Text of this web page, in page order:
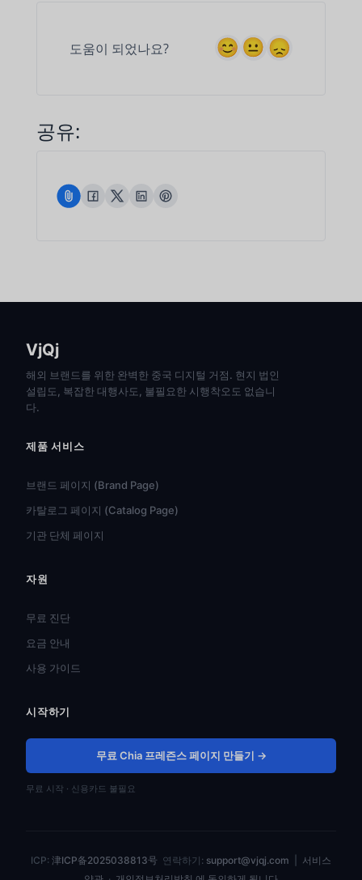
도움이 되었나요?
공유:
VjQj
해외 브랜드를 위한 완벽한 중국 디지털 거점. 현지 법인
설립도, 복잡한 대행사도, 불필요한 시행착오도 없습니
다.
제품 서비스
브랜드 페이지 (Brand Page)
카탈로그 페이지 (Catalog Page)
기관 단체 페이지
자원
무료 진단
요금 안내
사용 가이드
시작하기
무료 Chia 프레즌스 페이지 만들기 →
무료 시작 · 신용카드 불필요
ICP: 津ICP备2025038813号 연락하기: support@vjqj.com
서비스
日本語
Português do Brasil